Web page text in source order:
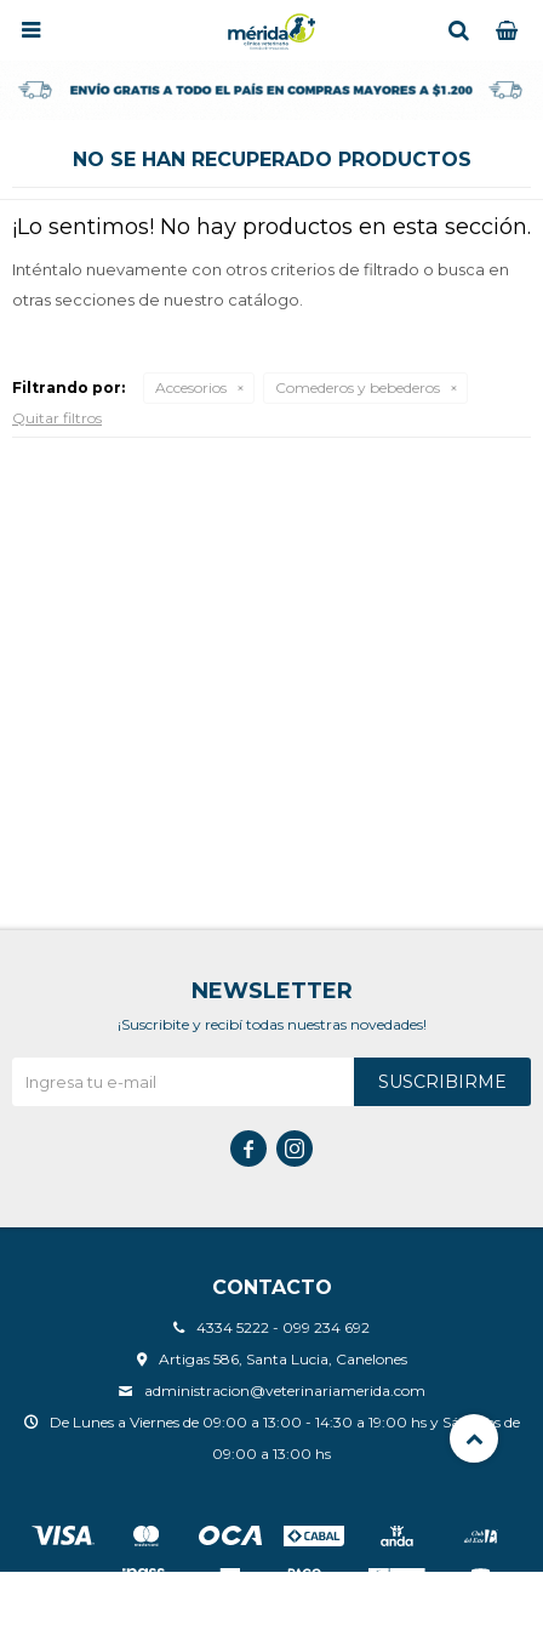

NO SE HAN RECUPERADO PRODUCTOS
¡Lo sentimos! No hay productos en esta sección.
Inténtalo nuevamente con otros criterios de filtrado o busca en
otras secciones de nuestro catálogo.
Filtrando por: Accesorios
Comederos y bebederos
Quitar filtros
CONTACTO
4334 5222 - 099 234 692
Artigas 586, Santa Lucia, Canelones
administracion@veterinariamerida.com
De Lunes a Viernes de 09:00 a 13:00 - 14:30 a 19:00 hs y Sábados de
09:00 a 13:00 hs
NEWSLETTER
¡Suscribite y recibí todas nuestras novedades!
SUSCRIBIRME
 